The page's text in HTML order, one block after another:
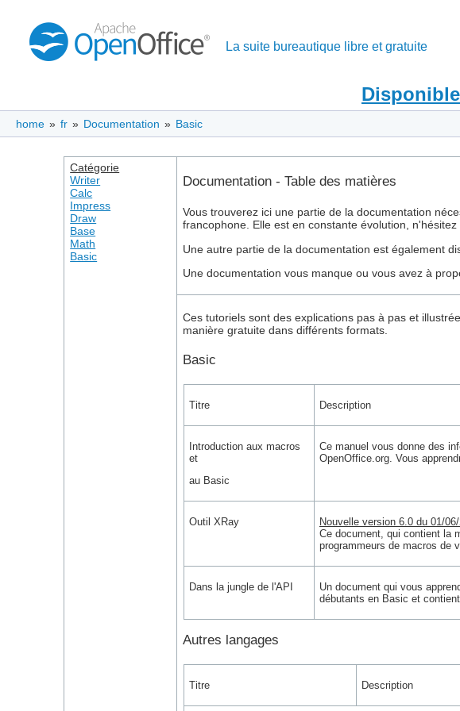
La suite bureautique libre et gratuite
home » fr » Documentation » Basic
Catégorie
Writer
Calc
Impress
Draw
Base
Math
Basic
Documentation - Table des matières
Vous trouverez ici une partie de la documentation
francophone. Elle est en constante évolution,
Une autre partie de la documentation est également
Une documentation vous manque ou vous avez à
Ces tutoriels sont des explications pas à pas et
manière gratuite dans différents formats.
Basic
Titre Description
Introduction aux macros
et
au Basic
Ce manuel vous donne des
OpenOffice.org. Vous
Outil XRay
Nouvelle version 6.0 du 01/
Ce document, qui contient la
programmeurs de macros de
Dans la jungle de l'API
Un document qui vous
débutants en Basic et
Autres langages
Titre Description